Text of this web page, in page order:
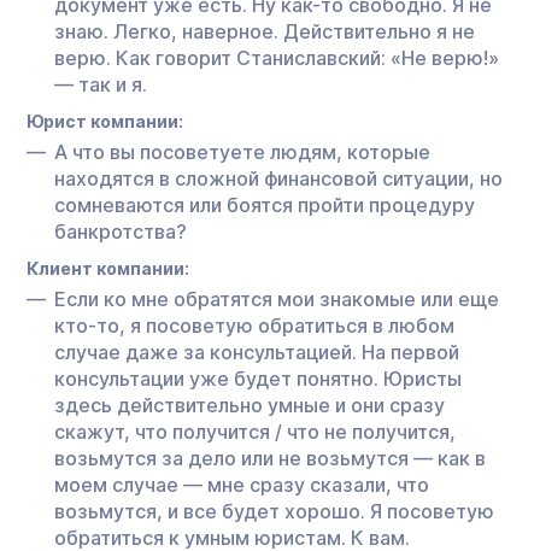
знаю. Легко, наверное. Действительно я не
верю. Как говорит Станиславский: «Не верю!»
— так и я.
Юрист компании:
А что вы посоветуете людям, которые
находятся в сложной финансовой ситуации, но
сомневаются или боятся пройти процедуру
банкротства?
Клиент компании:
Если ко мне обратятся мои знакомые или еще
кто-то, я посоветую обратиться в любом
случае даже за консультацией. На первой
консультации уже будет понятно. Юристы
здесь действительно умные и они сразу
скажут, что получится / что не получится,
возьмутся за дело или не возьмутся — как в
моем случае — мне сразу сказали, что
возьмутся, и все будет хорошо. Я посоветую
обратиться к умным юристам. К вам.